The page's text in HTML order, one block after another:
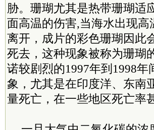
胁。珊瑚尤其是热带珊瑚适
面高温的伤害,当海水出现
离开，成片的彩色珊瑚因此
死去，这种现象被称为珊瑚
诺较剧烈的1997年到1998
象，尤其是在印度洋、东南
量死亡，在一些地区死亡率